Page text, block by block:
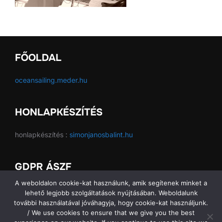
FŐOLDAL
oceansailing.meder.hu
HONLAPKÉSZÍTÉS
honlapkészítés : simonjanosbalint.hu
GDPR ÁSZF
GDPR ÁSZF
A weboldalon cookie-kat használunk, amik segítenek minket a
lehető legjobb szolgáltatások nyújtásában. Weboldalunk
további használatával jóváhagyja, hogy cookie-kat használjunk.
/ We use cookies to ensure that we give you the best